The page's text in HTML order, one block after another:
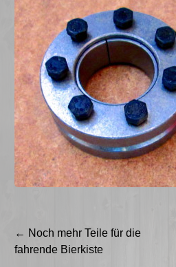
Beitragsnavigation
← Noch mehr Teile für die
fahrende Bierkiste